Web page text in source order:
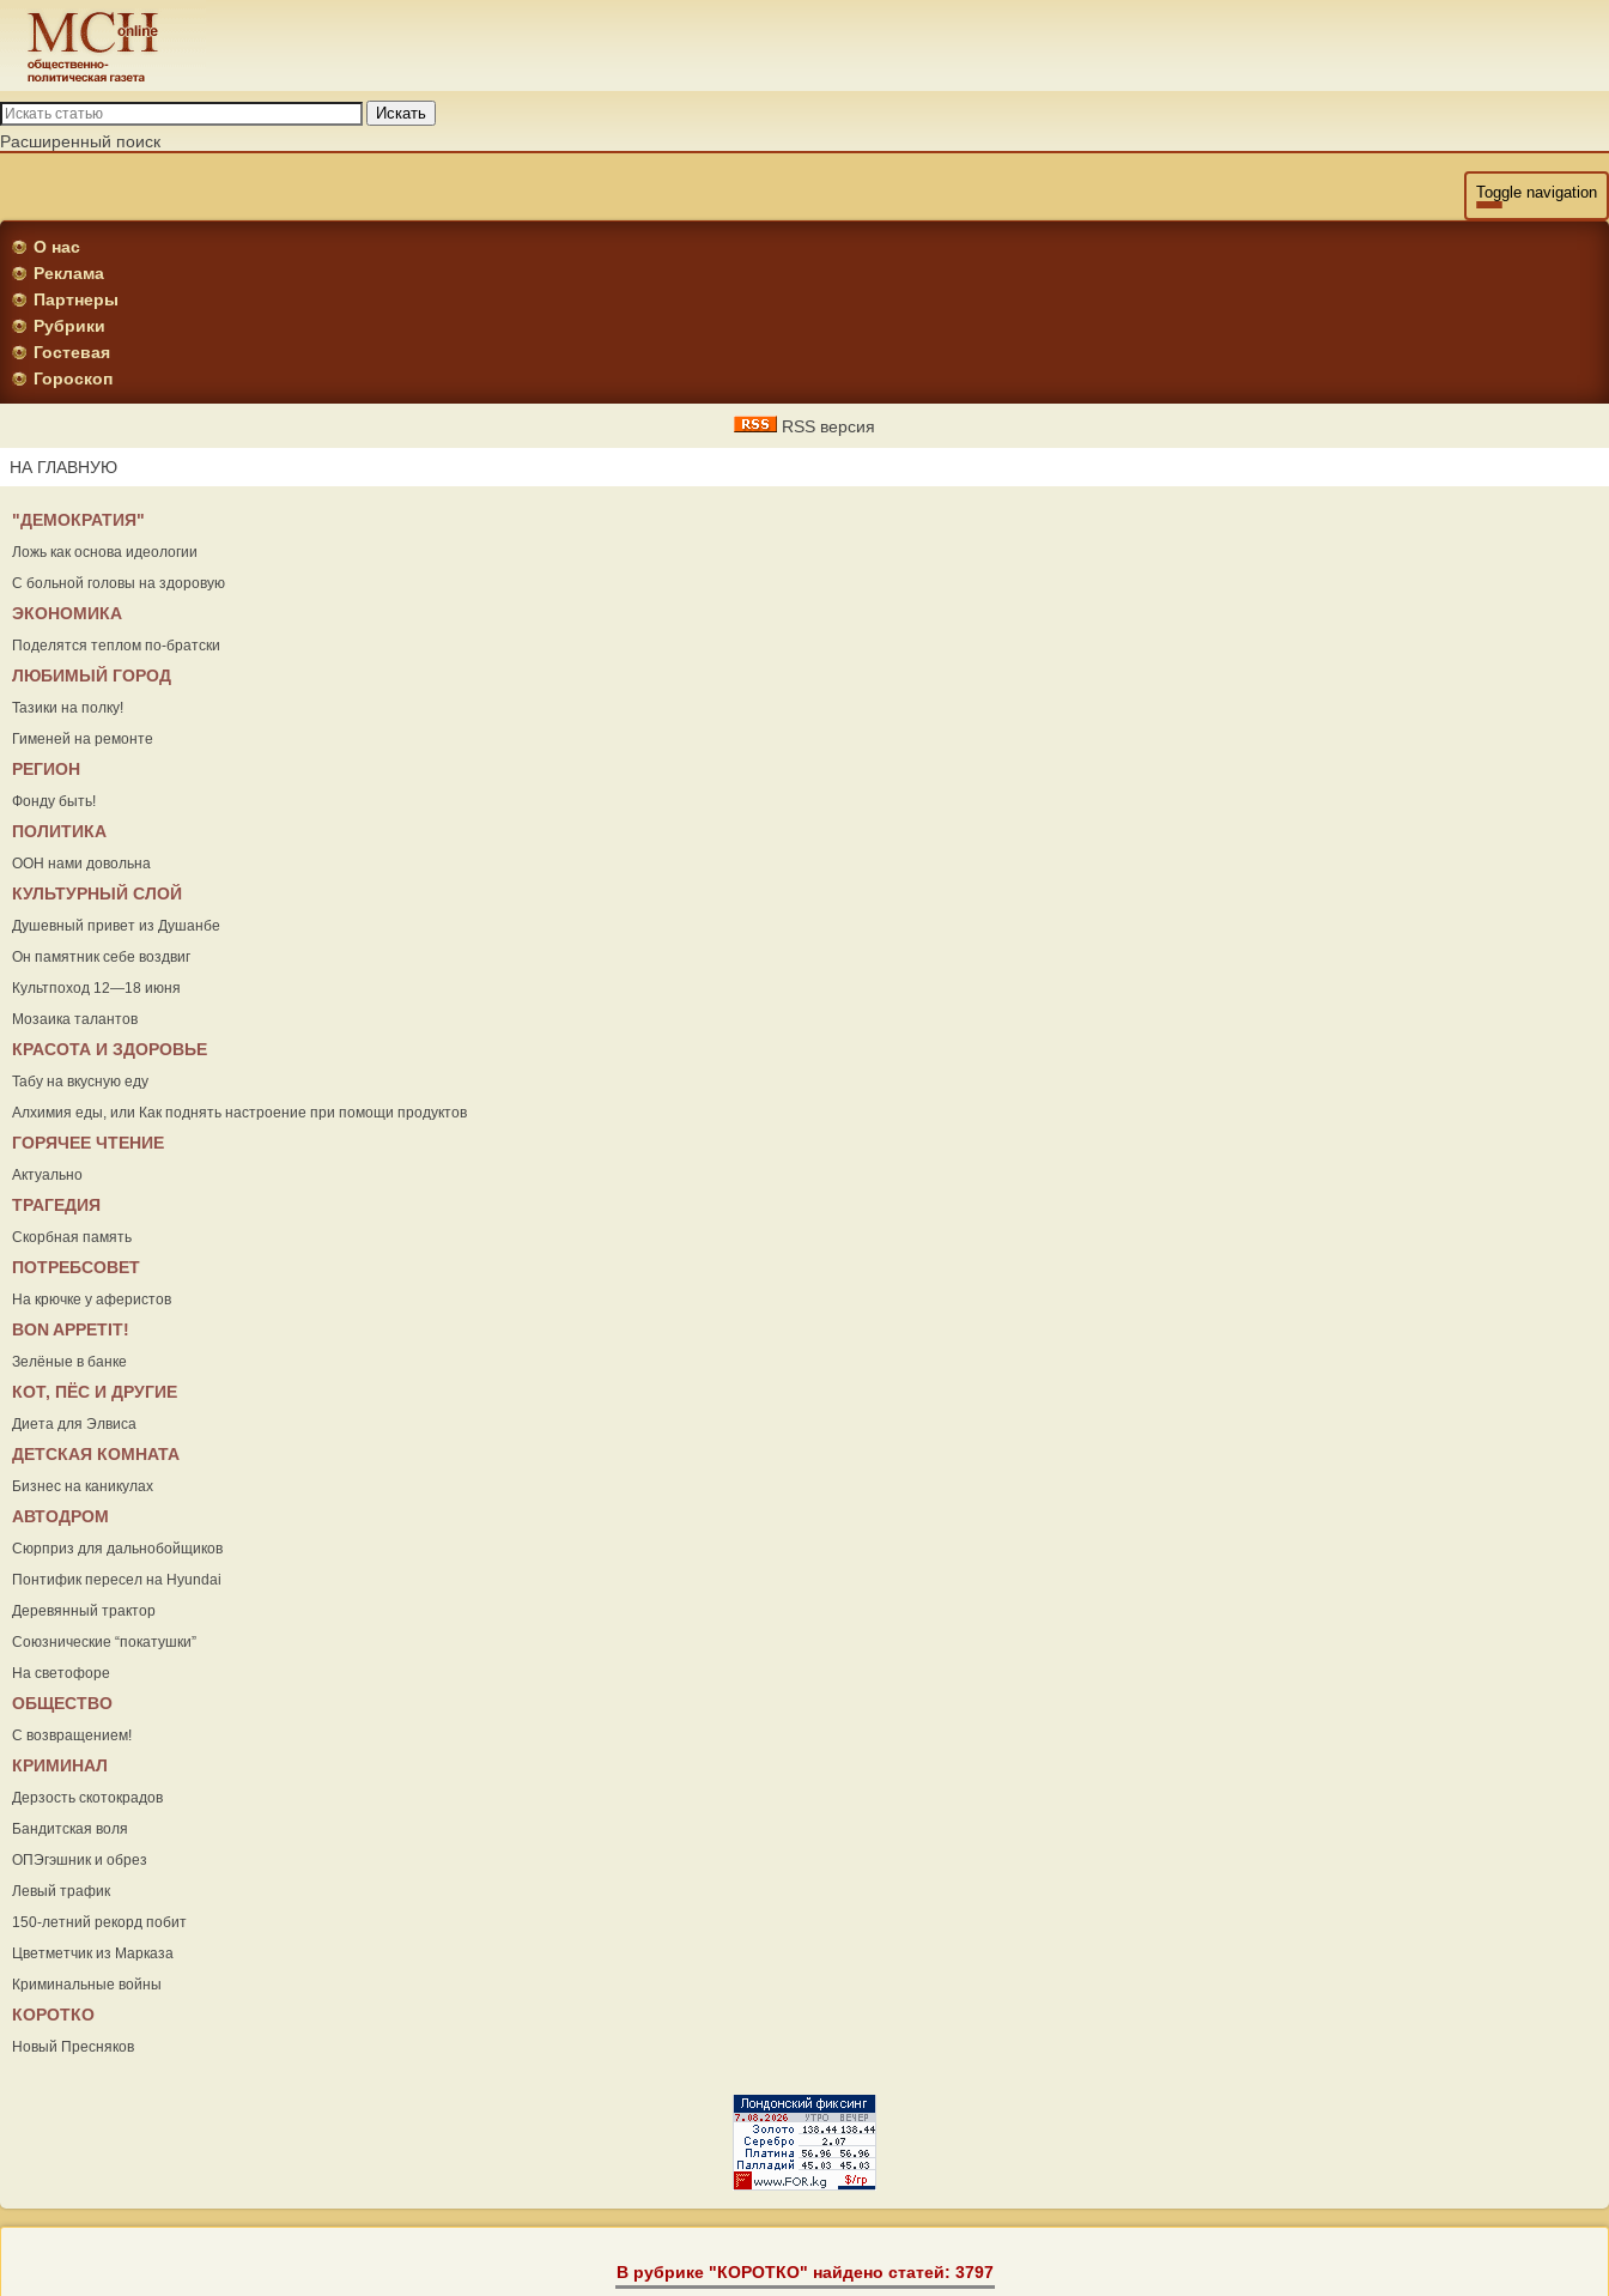
Искать
Расширенный поиск
Toggle navigation
О нас
Реклама
Партнеры
Рубрики
Гостевая
Гороскоп
RSS версия
НА ГЛАВНУЮ
"ДЕМОКРАТИЯ"
Ложь как основа идеологии
С больной головы на здоровую
ЭКОНОМИКА
Поделятся теплом по-братски
ЛЮБИМЫЙ ГОРОД
Тазики на полку!
Гименей на ремонте
РЕГИОН
Фонду быть!
ПОЛИТИКА
ООН нами довольна
КУЛЬТУРНЫЙ СЛОЙ
Душевный привет из Душанбе
Он памятник себе воздвиг
Культпоход 12—18 июня
Мозаика талантов
КРАСОТА И ЗДОРОВЬЕ
Табу на вкусную еду
Алхимия еды, или Как поднять настроение при помощи продуктов
ГОРЯЧЕЕ ЧТЕНИЕ
Актуально
ТРАГЕДИЯ
Скорбная память
ПОТРЕБСОВЕТ
На крючке у аферистов
ВON APPETIT!
Зелёные в банке
КОТ, ПЁС И ДРУГИЕ
Диета для Элвиса
ДЕТСКАЯ КОМНАТА
Бизнес на каникулах
АВТОДРОМ
Сюрприз для дальнобойщиков
Понтифик пересел на Hyundai
Деревянный трактор
Союзнические “покатушки”
На светофоре
ОБЩЕСТВО
С возвращением!
КРИМИНАЛ
Дерзость скотокрадов
Бандитская воля
ОПЭгэшник и обрез
Левый трафик
150-летний рекорд побит
Цветметчик из Марказа
Криминальные войны
КОРОТКО
Новый Пресняков
В рубрике "КОРОТКО" найдено статей: 3797